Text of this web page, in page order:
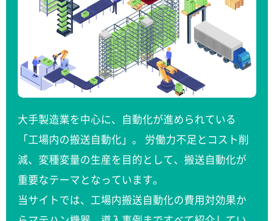
大手製造業を中心に、自動化が進められている
「工場内の搬送自動化」。 労働力不足とコスト削
減、変種変量の生産を目的として、搬送自動化が
重要なテーマとなっています。
当サイトでは、工場内搬送自動化の費用対効果か